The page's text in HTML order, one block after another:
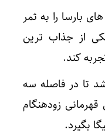
فران تورس (۱۸) گل های بارسا را به ثمر
از جذاب ترین
کند.
۹۱ امتیازی شد تا در فاصله سه
زودهنگام
بگیرد.